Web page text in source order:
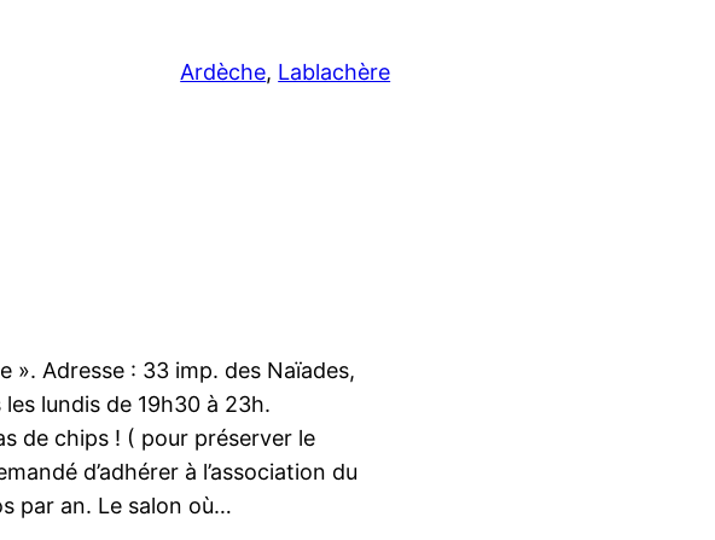
Ardèche, Lablachère
». Adresse : 33 imp. des Naïades,
lundis de 19h30 à 23h.
de chips ! ( pour préserver le
d’adhérer à l’association du
par an. Le salon où…